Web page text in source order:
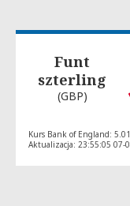
Funt
szterling
(GBP)
Kurs Bank of England:
Aktualizacja: 23:55:05 07-